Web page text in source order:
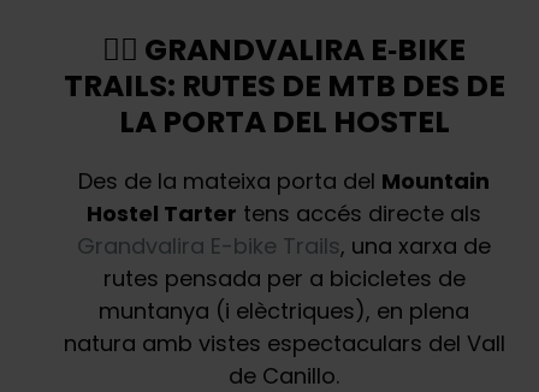
🚴‍♂️ GRANDVALIRA E‑BIKE
TRAILS: RUTES DE MTB DES DE
LA PORTA DEL HOSTEL
Des de la mateixa porta del Mountain
Hostel Tarter tens accés directe als
Grandvalira E-bike Trails, una xarxa de
rutes pensada per a bicicletes de
muntanya (i elèctriques), en plena
natura amb vistes espectaculars del Vall
de Canillo.